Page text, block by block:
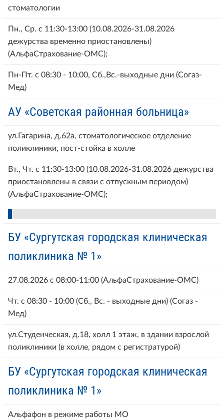
стоматологии
Пн., Ср. с 11:30-13:00 (10.08.2026-31.08.2026
дежурства временно приостановлены)
(АльфаСтрахование-ОМС);
Пн-Пт. с 08:30 - 10:00, Сб.,Вс.-выходные дни (Согаз-
Мед)
АУ «Советская районная больница»
ул.Гагарина, д.62а, стоматологическое отделение
поликлиники, пост-стойка в холле
Вт., Чт. с 11:30-13:00 (10.08.2026-31.08.2026 дежурства
приостановлены в связи с отпускным периодом)
(АльфаСтрахование-ОМС);
БУ «Сургутская городская клиническая
поликлиника № 1»
27.08.2026 с 08:00-11:00 (АльфаСтрахование-ОМС)
Чт. с 08:30 - 10:00 (Сб., Вс. - выходные дни) (Согаз -
Мед)
ул.Студенческая, д.18, холл 1 этаж, в здании взрослой
поликлиники (в холле, рядом с регистратурой)
БУ «Сургутская городская клиническая
поликлиника № 1»
Альфафон в режиме работы МО